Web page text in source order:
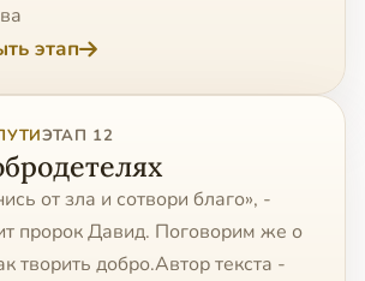
этап
ЭТАП 12
от зла и сотвори благо», -
пророк Давид. Поговорим же о
творить добро.Автор текста -